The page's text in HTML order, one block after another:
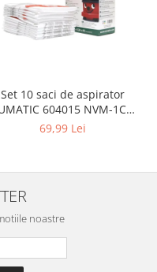
Set 10 saci de aspirator
604015 NVM-1CH,
9L
69,99 Lei
noastre